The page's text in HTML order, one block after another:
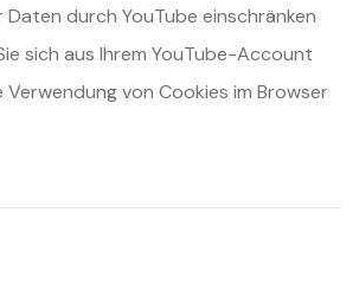
durch YouTube einschränken
sich aus Ihrem YouTube-Account
Verwendung von Cookies im Browser